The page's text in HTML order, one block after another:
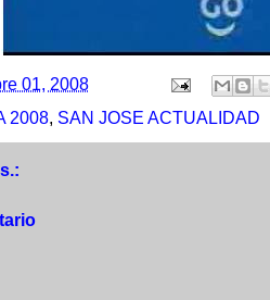
01, 2008
2008, SAN JOSE ACTUALIDAD